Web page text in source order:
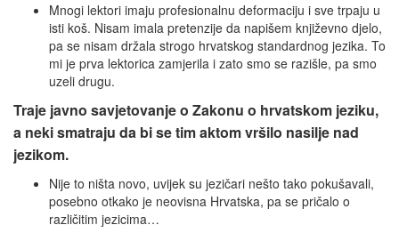
Mnogi lektori imaju profesionalnu deformaciju i sve trpaju u
isti koš. Nisam imala pretenzije da napišem književno djelo,
pa se nisam držala strogo hrvatskog standardnog jezika. To
mi je prva lektorica zamjerila i zato smo se razišle, pa smo
uzeli drugu.
Traje javno savjetovanje o Zakonu o hrvatskom jeziku,
a neki smatraju da bi se tim aktom vršilo nasilje nad
jezikom.
Nije to ništa novo, uvijek su jezičari nešto tako pokušavali,
posebno otkako je neovisna Hrvatska, pa se pričalo o
različitim jezicima…